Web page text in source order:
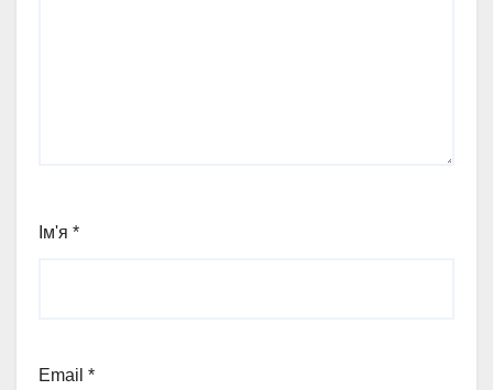
Ім'я *
Email *